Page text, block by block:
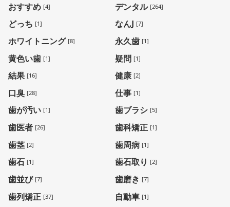
おすすめ [4] デンタル [264]
どっち [1] なんJ [7]
ホワイトニング [8] 永久歯 [1]
黄色い歯 [1] 疑問 [1]
結果 [16] 健康 [2]
口臭 [28] 仕事 [1]
歯が汚い [1] 歯ブラシ [5]
歯医者 [26] 歯科矯正 [1]
歯茎 [2] 歯周病 [1]
歯石 [1] 歯石取り [2]
歯並び [7] 歯磨き [7]
歯列矯正 [37] 自動車 [1]